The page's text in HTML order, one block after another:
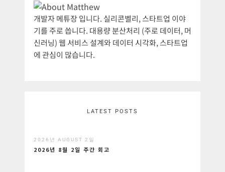
개발자 메튜장 입니다. 실리콘벨리, 스타트업 이야
기를 주로 씁니다. 대용량 분산처리 (주로 데이터, 머
신러닝) 웹 서비스 설계와 데이터 시각화, 스타트업
에 관심이 많습니다.
LATEST POSTS
2026년 AUGUST 2일
2026년 8월 2일 주간 회고